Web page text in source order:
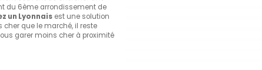
du 6ème arrondissement de
un Lyonnais est une solution
que le marché, il reste
garer moins cher à proximité